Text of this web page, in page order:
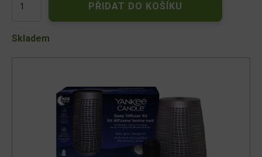
CANDLE
DIFUZÉR
PŘIDAT DO KOŠÍKU
Skladem